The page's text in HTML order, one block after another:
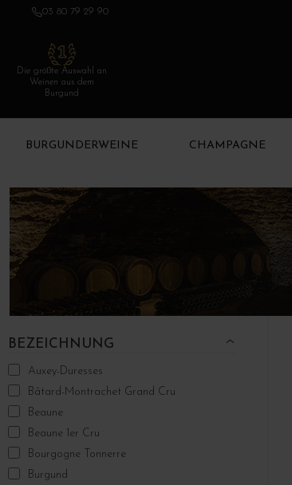
03 80 79 29 90
Die größte Auswahl an
Weinen aus dem
Burgund
BURGUNDERWEINE CHAMPAGNE
BEZEICHNUNG
Auxey-Duresses
Bâtard-Montrachet Grand Cru
Beaune
Beaune 1er Cru
Bourgogne Tonnerre
Burgund